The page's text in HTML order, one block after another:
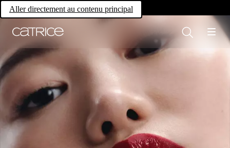
Aller directement au contenu principal
Own your magic.